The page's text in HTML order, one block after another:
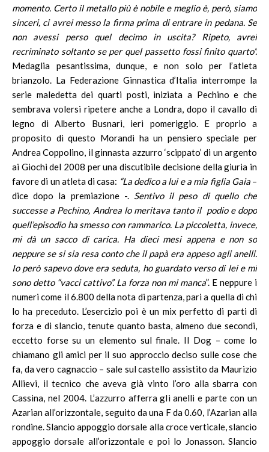
momento. Certo il metallo più è nobile e meglio è, però, siamo
sinceri, ci avrei messo la firma prima di entrare in pedana. Se
non avessi perso quel decimo in uscita? Ripeto, avrei
recriminato soltanto se per quel passetto fossi finito quarto”.
Medaglia pesantissima, dunque, e non solo per l’atleta
brianzolo. La Federazione Ginnastica d’Italia interrompe la
serie maledetta dei quarti posti, iniziata a Pechino e che
sembrava volersi ripetere anche a Londra, dopo il cavallo di
legno di Alberto Busnari, ieri pomeriggio. E proprio a
proposito di questo Morandi ha un pensiero speciale per
Andrea Coppolino, il ginnasta azzurro ‘scippato’ di un argento
ai Giochi del 2008 per una discutibile decisione della giuria in
favore di un atleta di casa: “La dedico a lui e a mia figlia Gaia–
dice dopo la premiazione -. Sentivo il peso di quello che
successe a Pechino, Andrea lo meritava tanto il podio e dopo
quell’episodio ha smesso con rammarico. La piccoletta, invece,
mi dà un sacco di carica. Ha dieci mesi appena e non so
neppure se si sia resa conto che il papà era appeso agli anelli.
Io però sapevo dove era seduta, ho guardato verso di lei e mi
sono detto “vacci cattivo”. La forza non mi manca”. E neppure i
numeri come il 6.800 della nota di partenza, pari a quella di chi
lo ha preceduto. L’esercizio poi è un mix perfetto di parti di
forza e di slancio, tenute quanto basta, almeno due secondi,
eccetto forse su un elemento sul finale. Il Dog – come lo
chiamano gli amici per il suo approccio deciso sulle cose che
fa, da vero cagnaccio – sale sul castello assistito da Maurizio
Allievi, il tecnico che aveva già vinto l’oro alla sbarra con
Cassina, nel 2004. L’azzurro afferra gli anelli e parte con un
Azarian all’orizzontale, seguito da una F da 0.60, l’Azarian alla
rondine. Slancio appoggio dorsale alla croce verticale, slancio
appoggio dorsale all’orizzontale e poi lo Jonasson. Slancio